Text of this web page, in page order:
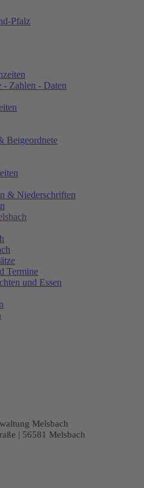
- Zahlen - Daten
Beigeordnete
& Niederschriften
Termine
und Essen
Melsbach
| 56581 Melsbach